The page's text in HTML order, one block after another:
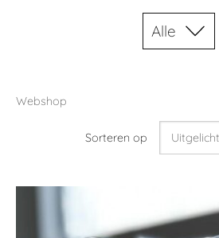
Alle
Webshop
Sorteren op